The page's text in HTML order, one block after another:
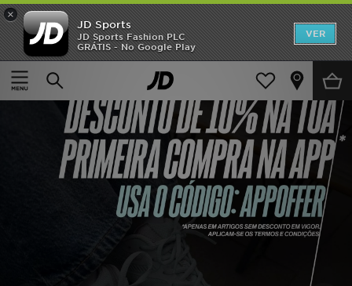
×
JD Sports
JD Sports Fashion PLC
GRÁTIS - No Google Play
VER
INÍCIO
Promoções
NOVIDADES
MULHER